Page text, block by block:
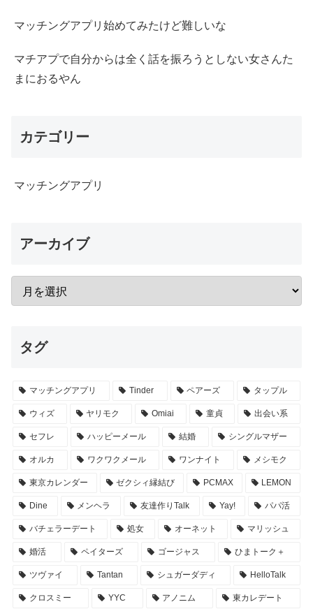
マッチングアプリ始めてみたけど難しいな
マチアプで自分からは全く話を振ろうとしない女さんた
まにおるやん
カテゴリー
マッチングアプリ
アーカイブ
タグ
マッチングアプリ Tinder ペアーズ タップル
ウィズ ヤリモク Omiai 童貞 出会い系
セフレ ハッピーメール 結婚 シングルマザー
オルカ ワクワクメール ワンナイト メシモク
東京カレンダー ゼクシィ縁結び PCMAX LEMON
Dine メンヘラ 友達作りTalk Yay! パパ活
バチェラーデート 処女 オーネット マリッシュ
婚活 ペイターズ ゴージャス ひまトーク＋
ツヴァイ Tantan シュガーダディ HelloTalk
クロスミー YYC アノニム 東カレデート